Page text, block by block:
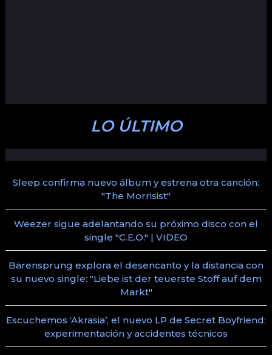
LO ÚLTIMO
Sleep confirma nuevo álbum y estrena otra canción:
"The Morrisist"
Weezer sigue adelantando su próximo disco con el
single "C.E.O." | VIDEO
Bärensprung explora el desencanto y la distancia con
su nuevo single: "Liebe ist der teuerste Stoff auf dem
Markt"
Escuchemos ‘Akrasia’, el nuevo LP de Secret Boyfriend:
experimentación y accidentes técnicos